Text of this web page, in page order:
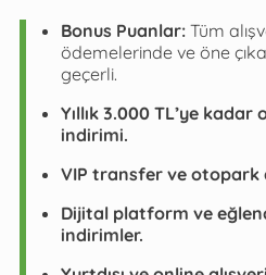
Bonus Puanlar:Tüm
ödemelerinde ve öne
geçerli.
Yıllık 3.000 TL’ye
indirimi.
VIP transfer ve otopark
Dijital platform ve
indirimler.